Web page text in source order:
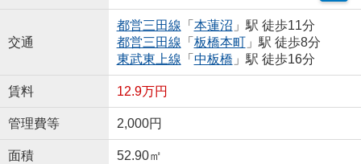
交通
都営三田線 「 本蓮沼 」駅 徒歩11分
都営三田線 「 板橋本町」駅 徒歩8分
東武東上線 「 中板橋 」駅 徒歩16分
賃料 12.9万円
管理費等 2,000円
面積 52.90㎡